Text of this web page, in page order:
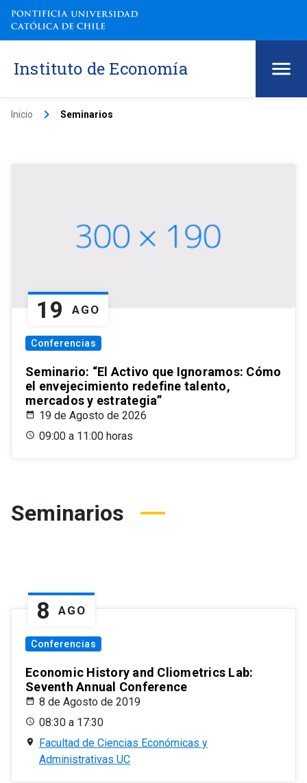
Instituto de Economía
Inicio keyboard_arrow_right Seminarios
19 AGO
Conferencias
Seminario: “El Activo que Ignoramos: Cómo
el envejecimiento redefine talento,
mercados y estrategia”
19 de Agosto de 2026
09:00 a 11:00 horas
Seminarios
8 AGO
Conferencias
Economic History and Cliometrics Lab:
Seventh Annual Conference
8 de Agosto de 2019
08:30 a 17:30
Facultad de Ciencias Económicas y
Administrativas UC